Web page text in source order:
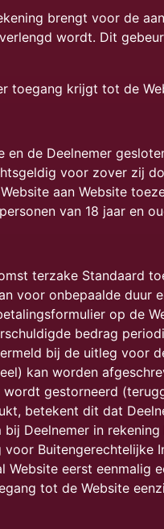
brengt voor de
wordt. Dit
toegang krijgt tot de
de Deelnemer
voor zover zij
aan Website
van 18 jaar en
terzake Standaard
voor onbepaalde
op de
bedrag
bij de uitleg voor
kan worden
gestorneerd
betekent dit dat
Deelnemer in
eerst eenmalig
tot de Website